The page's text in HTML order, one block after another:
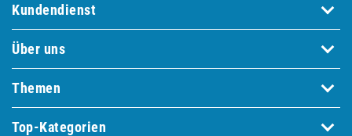
Kundendienst
Über uns
Themen
Top-Kategorien